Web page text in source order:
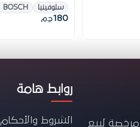
سلوفينيا BOSCH
180 ج.م
لبيع
روابط هامة
الشروط والأحكام